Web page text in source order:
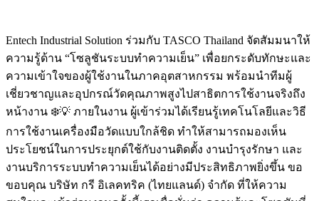
Entech Industrial Solution ร่วมกับ TASCO Thailand จัดสัมมนาให้
ความรู้ด้าน “โซลูชันระบบทำความเย็น” เพื่อยกระดับทักษะและ
ความเข้าใจของผู้ใช้งานในภาคอุตสาหกรรม พร้อมนำทีมผู้
เชี่ยวชาญและอุปกรณ์วัดคุณภาพสูงไปสาธิตการใช้งานจริงถึง
หน้างาน ❄️💡 ภายในงาน ผู้เข้าร่วมได้เรียนรู้เทคโนโลยีและวิธี
การใช้งานเครื่องมือวัดแบบใกล้ชิด ทำให้สามารถมองเห็น
ประโยชน์ในการประยุกต์ใช้กับงานติดตั้ง งานบำรุงรักษา และ
งานบริการระบบทำความเย็นได้อย่างมีประสิทธิภาพยิ่งขึ้น ขอ
ขอบคุณ บริษัท กรี อิเลคทริค (ไทยแลนด์) จำกัด ที่ให้ความ